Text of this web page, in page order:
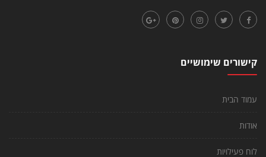
קישורים שימושיים
עמוד הבית
אודות
לוח פעילויות